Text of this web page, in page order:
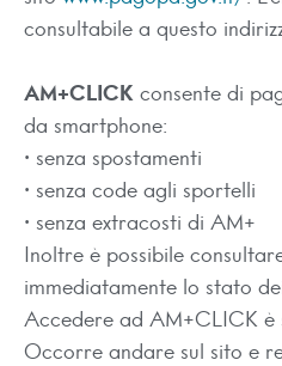
consultabile a questo
AM+CLICK consente di
da smartphone:
• senza spostamenti
• senza code agli sportelli
• senza extracosti di AM+
Inoltre è possibile
immediatamente lo stato
Accedere ad AM+CLICK è
Occorre andare sul sito e